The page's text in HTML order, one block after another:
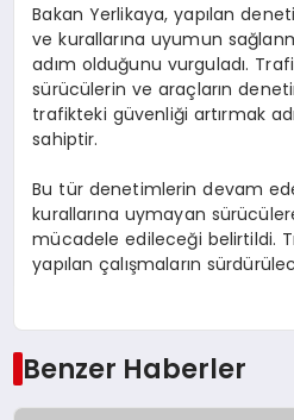
Bakan Yerlikaya, yapılan
ve kurallarına uyumun
adım olduğunu vurguladı.
sürücülerin ve araçların
trafikteki güvenliği artırmak
sahiptir.
Bu tür denetimlerin devam
kurallarına uymayan sürücülere
mücadele edileceği belirtildi.
yapılan çalışmaların
Benzer Haberler